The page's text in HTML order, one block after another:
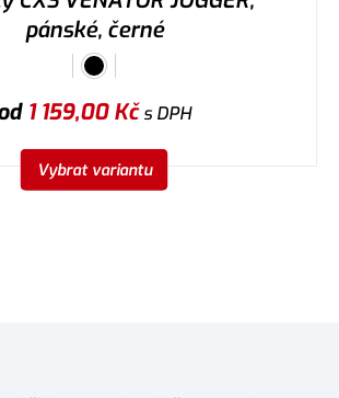
pánské, černé
1 159,00Kčs DPH
Vybrat variantu